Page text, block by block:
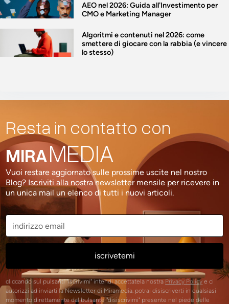
AEO nel 2026: Guida all'Investimento per
CMO e Marketing Manager
Algoritmi e contenuti nel 2026: come
smettere di giocare con la rabbia (e vincere
lo stesso)
Resta in contatto con
MIRAMEDIA
Vuoi restare aggiornato sulle prossime uscite nel nostro
Blog? Iscriviti alla nostra newsletter mensile per ricevere in
un unica mail un elenco di tutti i nuovi articoli.
cliccando sul pulsanti "iscrivimi" intendi accettatela nostra Privacy Policy e ci
autorizzi ad inviarti la Newsletter di Miramedia. potrai disiscriverti in qualsiasi
momento direttamente dal bulsante "disiscrivimi" presente nel piede delle